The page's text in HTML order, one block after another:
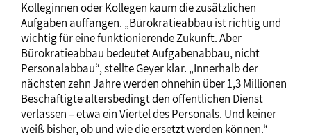
Kolleginnen oder Kollegen kaum die zusätzlichen
Aufgaben auffangen. „Bürokratieabbau ist richtig und
wichtig für eine funktionierende Zukunft. Aber
Bürokratieabbau bedeutet Aufgabenabbau, nicht
Personalabbau“, stellte Geyer klar. „Innerhalb der
nächsten zehn Jahre werden ohnehin über 1,3 Millionen
Beschäftigte altersbedingt den öffentlichen Dienst
verlassen – etwa ein Viertel des Personals. Und keiner
weiß bisher, ob und wie die ersetzt werden können.“